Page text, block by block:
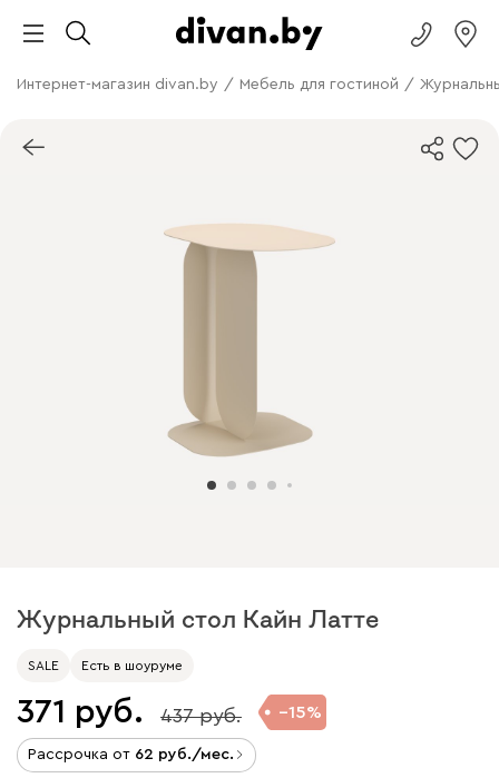
Интернет-магазин divan.by / Мебель для гостиной /
Журнальный стол Кайн Латте
SALE Есть в шоуруме
371 437 15
Рассрочка от 62 /мес.